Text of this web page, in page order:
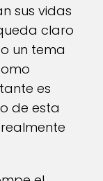
sus vidas
claro
un tema
es
de esta